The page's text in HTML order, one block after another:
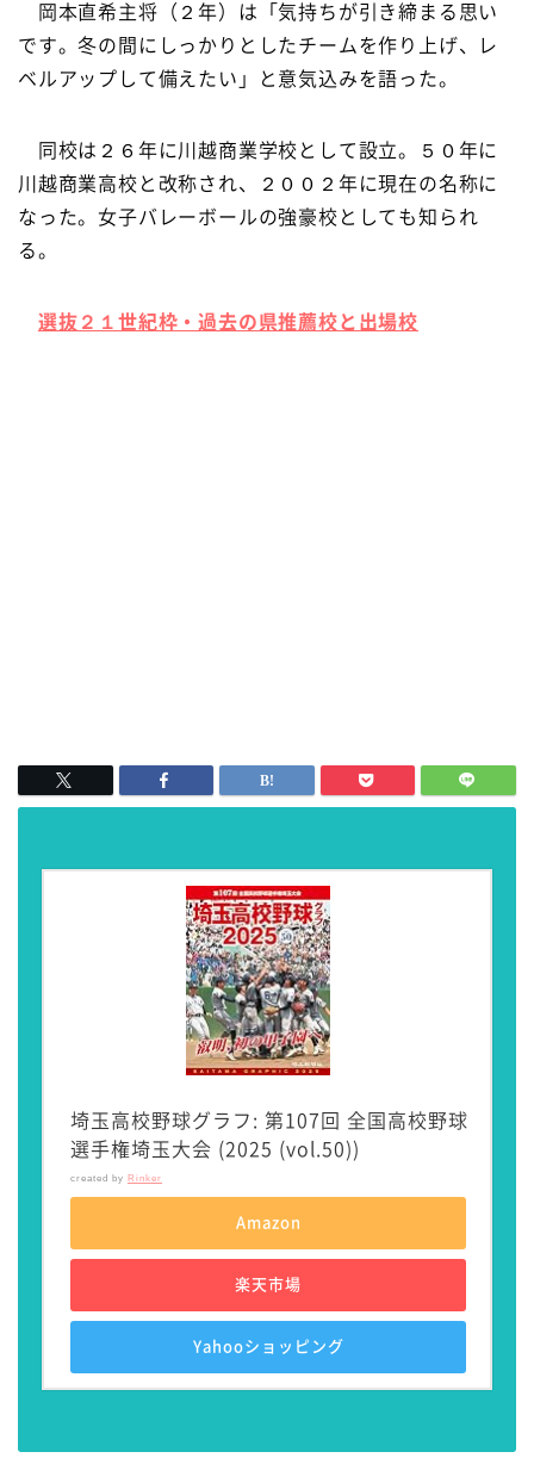
岡本直希主将（２年）は「気持ちが引き締まる思い
です。冬の間にしっかりとしたチームを作り上げ、レ
ベルアップして備えたい」と意気込みを語った。
同校は２６年に川越商業学校として設立。５０年に
川越商業高校と改称され、２００２年に現在の名称に
なった。女子バレーボールの強豪校としても知られ
る。
選抜２１世紀枠・過去の県推薦校と出場校
埼玉高校野球グラフ: 第107回 全国高校野球
選手権埼玉大会 (2025 (vol.50))
created by Rinker
Amazon
楽天市場
Yahooショッピング